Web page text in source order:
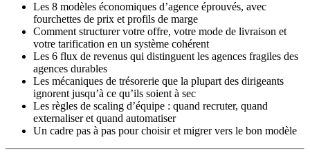
Les 8 modèles économiques d’agence éprouvés, avec
fourchettes de prix et profils de marge
Comment structurer votre offre, votre mode de livraison et
votre tarification en un système cohérent
Les 6 flux de revenus qui distinguent les agences fragiles des
agences durables
Les mécaniques de trésorerie que la plupart des dirigeants
ignorent jusqu’à ce qu’ils soient à sec
Les règles de scaling d’équipe : quand recruter, quand
externaliser et quand automatiser
Un cadre pas à pas pour choisir et migrer vers le bon modèle